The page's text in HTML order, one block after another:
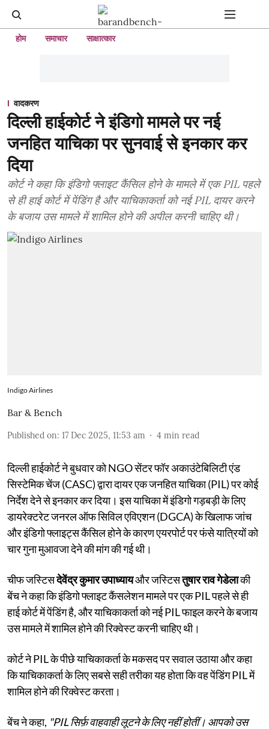
होम समाचार साक्षात्कार
वादकरण
दिल्ली हाईकोर्ट ने इंडिगो मामले पर नई
जनहित याचिका पर सुनवाई से इनकार कर
दिया
कोर्ट ने कहा कि इंडिगो फ्लाइट कैंसिल होने के मामले में एक PIL पहले
से ही हाई कोर्ट में पेंडिंग है और याचिकाकर्ता को नई PIL दायर करने
के बजाय उस मामले में शामिल होने की अपील करनी चाहिए थी।
Indigo Airlines
Bar & Bench
Published on: 17 Dec 2025, 11:53 am 4 min read
दिल्ली हाईकोर्ट ने बुधवार को NGO सेंटर फॉर अकाउंटेबिलिटी एंड
सिस्टेमिक चेंज (CASC) द्वारा दायर एक जनहित याचिका (PIL) पर कोई
निर्देश देने से इनकार कर दिया। इस याचिका में इंडिगो गड़बड़ी के लिए
डायरेक्टरेट जनरल ऑफ सिविल एविएशन (DGCA) के खिलाफ जांच
और इंडिगो फ्लाइट्स कैंसिल होने के कारण एयरपोर्ट पर फंसे यात्रियों को
चार गुना मुआवजा देने की मांग की गई थी।
चीफ जस्टिसदेवेंद्र कुमार उपाध्यायऔर जस्टिसतुषार राव गेडेलाकी
बेंच ने कहा कि इंडिगो फ्लाइट कैंसलेशन मामले पर एक PIL पहले से ही
हाई कोर्ट में पेंडिंग है, और याचिकाकर्ता को नई PIL फाइल करने के बजाय
उस मामले में शामिल होने की रिक्वेस्ट करनी चाहिए थी।
कोर्ट ने PIL के पीछे याचिकाकर्ता के मकसद पर सवाल उठाया और कहा
कि याचिकाकर्ता के लिए सबसे सही तरीका यह होता कि वह पेंडिंग PIL में
शामिल होने की रिक्वेस्ट करता।
बेंच ने कहा, "PIL सिर्फ़ वाहवाही लूटने के लिए नहीं होतीं। आपको उस